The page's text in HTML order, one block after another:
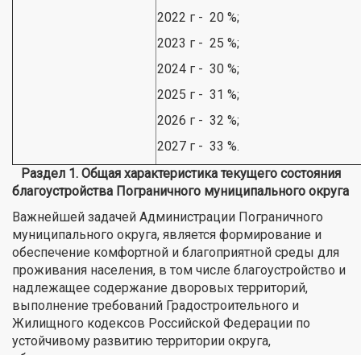
2022 г - 20 %;
2023 г - 25 %;
2024 г - 30 %;
2025 г - 31 %;
2026 г - 32 %;
2027 г - 33 %.
Раздел 1. Общая характеристика текущего состояния
благоустройства Пограничного муниципального округа
Важнейшей задачей Администрации Пограничного
муниципального округа, является формирование и
обеспечение комфортной и благоприятной среды для
проживания населения, в том числе благоустройство и
надлежащее содержание дворовых территорий,
выполнение требований Градостроительного и
Жилищного кодексов Российской Федерации по
устойчивому развитию территории округа,